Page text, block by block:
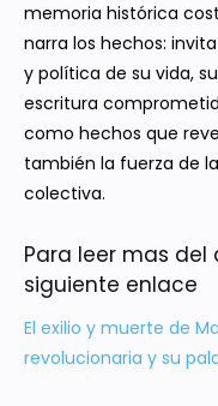
memoria histórica
narra los hechos:
y política de su vida,
escritura
como hechos que
también la fuerza de
colectiva.
Para leer mas del
siguiente enlace
El exilio y muerte de
revolucionaria y su